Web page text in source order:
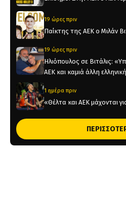
19 ώρες πριν
Παίκτης της ΑΕΚ ο Μιλάν
19 ώρες πριν
Ηλιόπουλος σε Βιτάλις:
ΑΕΚ και καμιά άλλη
1 ημέρα πριν
«Θέλτα και ΑΕΚ μάχονται
Όλη η Κρήτη